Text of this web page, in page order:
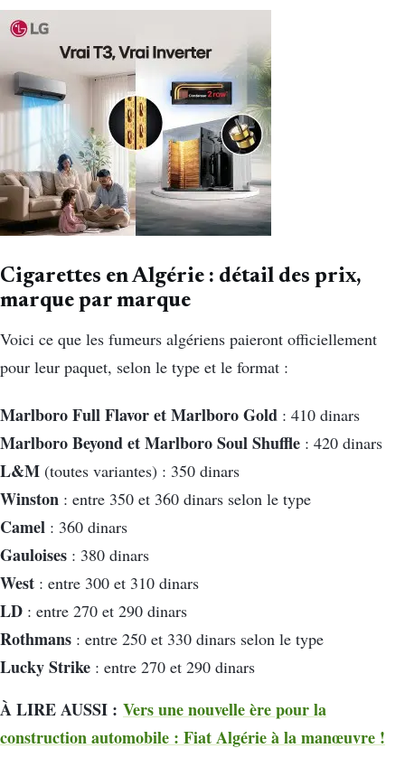
Cigarettes en Algérie : détail des prix,
marque par marque
Voici ce que les fumeurs algériens paieront officiellement
pour leur paquet, selon le type et le format :
Marlboro Full Flavor et Marlboro Gold : 410 dinars
Marlboro Beyond et Marlboro Soul Shuffle : 420 dinars
L&M (toutes variantes) : 350 dinars
Winston : entre 350 et 360 dinars selon le type
Camel : 360 dinars
Gauloises : 380 dinars
West : entre 300 et 310 dinars
LD : entre 270 et 290 dinars
Rothmans : entre 250 et 330 dinars selon le type
Lucky Strike : entre 270 et 290 dinars
À LIRE AUSSI : Vers une nouvelle ère pour la
construction automobile : Fiat Algérie à la manœuvre !